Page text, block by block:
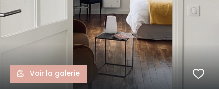
Voir la galerie